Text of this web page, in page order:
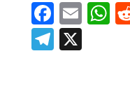
Telegram